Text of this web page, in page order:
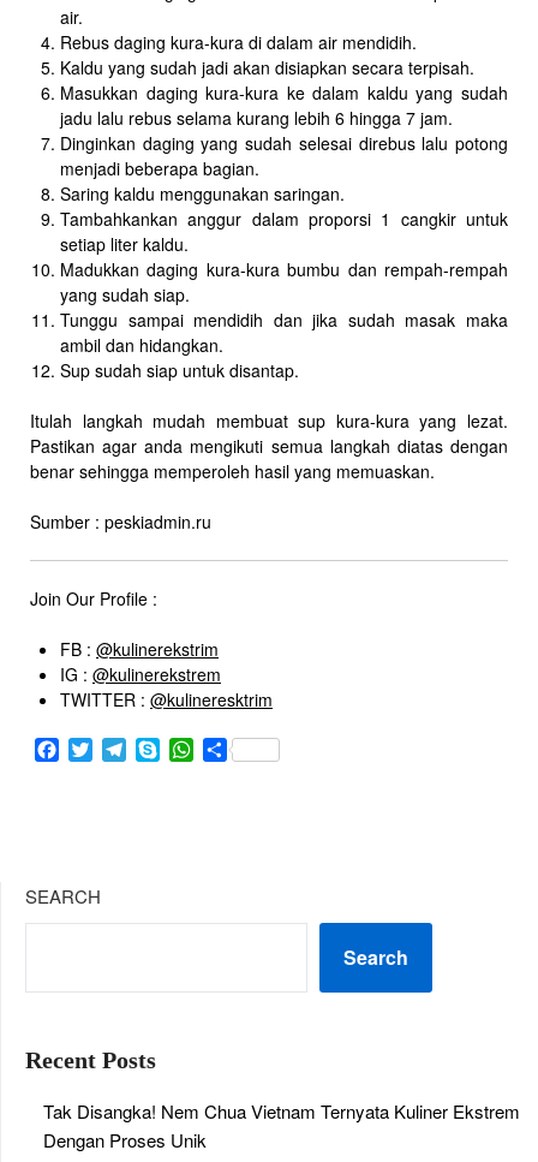
air.
Rebus daging kura-kura di dalam air mendidih.
Kaldu yang sudah jadi akan disiapkan secara terpisah.
Masukkan daging kura-kura ke dalam kaldu yang sudah
jadu lalu rebus selama kurang lebih 6 hingga 7 jam.
Dinginkan daging yang sudah selesai direbus lalu potong
menjadi beberapa bagian.
Saring kaldu menggunakan saringan.
Tambahkankan anggur dalam proporsi 1 cangkir untuk
setiap liter kaldu.
Madukkan daging kura-kura bumbu dan rempah-rempah
yang sudah siap.
Tunggu sampai mendidih dan jika sudah masak maka
ambil dan hidangkan.
Sup sudah siap untuk disantap.
Itulah langkah mudah membuat sup kura-kura yang lezat.
Pastikan agar anda mengikuti semua langkah diatas dengan
benar sehingga memperoleh hasil yang memuaskan.
Sumber : peskiadmin.ru
Join Our Profile :
FB : @kulinerekstrim
IG : @kulinerekstrem
TWITTER : @kulineresktrim
Facebook
TwitterTelegram
SkypeWhatsApp
Share
SEARCH
Search
Recent Posts
Tak Disangka! Nem Chua Vietnam Ternyata Kuliner Ekstrem
Dengan Proses Unik